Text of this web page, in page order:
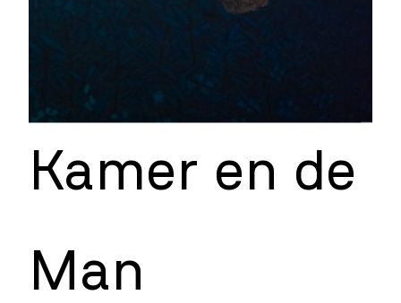
Kamer en de
Man